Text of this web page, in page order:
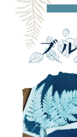
お問い合わせ